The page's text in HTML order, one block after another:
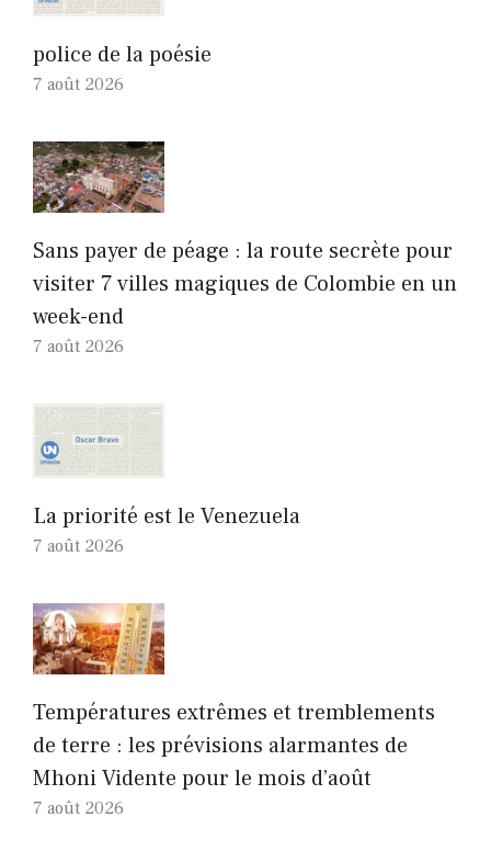
police de la poésie
7 août 2026
Sans payer de péage : la route secrète pour
visiter 7 villes magiques de Colombie en un
week-end
7 août 2026
La priorité est le Venezuela
7 août 2026
Températures extrêmes et tremblements
de terre : les prévisions alarmantes de
Mhoni Vidente pour le mois d’août
7 août 2026